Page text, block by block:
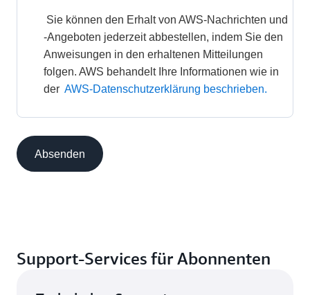
-Angeboten jederzeit abbestellen, indem Sie den
Anweisungen in den erhaltenen Mitteilungen
folgen. AWS behandelt Ihre Informationen wie in
der AWS-Datenschutzerklärung beschrieben.
Absenden
Support-Services für Abonnenten